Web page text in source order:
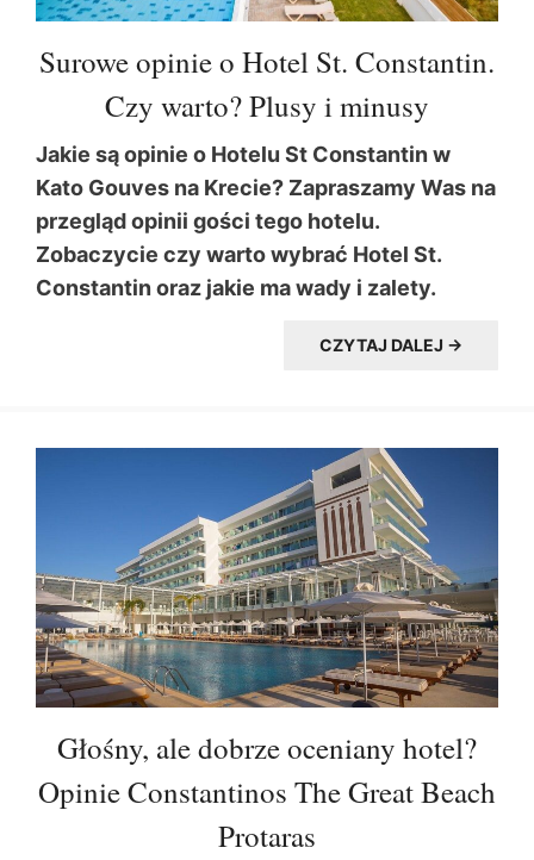
Surowe opinie o Hotel St. Constantin.
Czy warto? Plusy i minusy
Jakie są opinie o Hotelu St Constantin w
Kato Gouves na Krecie? Zapraszamy Was na
przegląd opinii gości tego hotelu.
Zobaczycie czy warto wybrać Hotel St.
Constantin oraz jakie ma wady i zalety.
CZYTAJ DALEJ →
Głośny, ale dobrze oceniany hotel?
Opinie Constantinos The Great Beach
Protaras